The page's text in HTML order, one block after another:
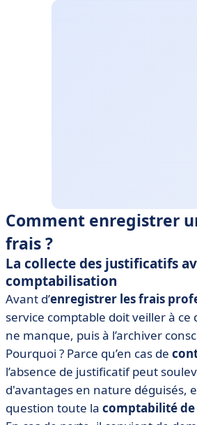
Comment enregistrer
frais ?
La collecte des justificatifs
comptabilisation
Avant d’enregistrer les frais
service comptable doit veiller à ce
ne manque, puis à l’archiver
Pourquoi ? Parce qu’en cas de
l’absence de justificatif peut
d'avantages en nature déguisés,
question toute la comptabilité de